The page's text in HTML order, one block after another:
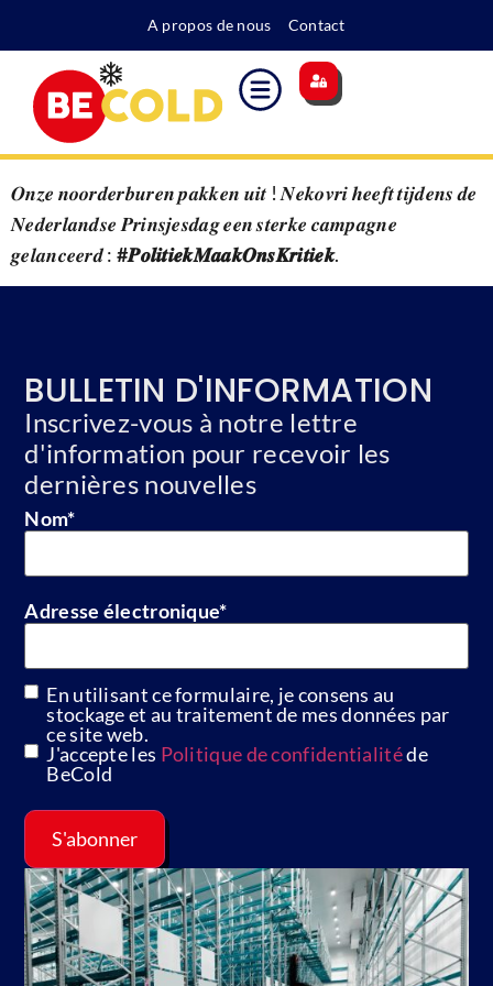
A propos de nous Contact
𝑶𝒏𝒛𝒆 𝒏𝒐𝒐𝒓𝒅𝒆𝒓𝒃𝒖𝒓𝒆𝒏 𝒑𝒂𝒌𝒌𝒆𝒏 𝒖𝒊𝒕 ! 𝑵𝒆𝒌𝒐𝒗𝒓𝒊 𝒉𝒆𝒆𝒇𝒕 𝒕𝒊𝒋𝒅𝒆𝒏𝒔 𝒅𝒆
𝑵𝒆𝒅𝒆𝒓𝒍𝒂𝒏𝒅𝒔𝒆 𝑷𝒓𝒊𝒏𝒔𝒋𝒆𝒔𝒅𝒂𝒈 𝒆𝒆𝒏 𝒔𝒕𝒆𝒓𝒌𝒆 𝒄𝒂𝒎𝒑𝒂𝒈𝒏𝒆
𝒈𝒆𝒍𝒂𝒏𝒄𝒆𝒆𝒓𝒅 : #𝑷𝒐𝒍𝒊𝒕𝒊𝒆𝒌𝑴𝒂𝒂𝒌𝑶𝒏𝒔𝑲𝒓𝒊𝒕𝒊𝒆𝒌.
BULLETIN D'INFORMATION
Inscrivez-vous à notre lettre
d'information pour recevoir les
dernières nouvelles
Nom*
Adresse électronique*
GDPR
En utilisant ce formulaire, je consens au
stockage et au traitement de mes données par
ce site web.
J'accepte les Politique de confidentialitéde
BeCold